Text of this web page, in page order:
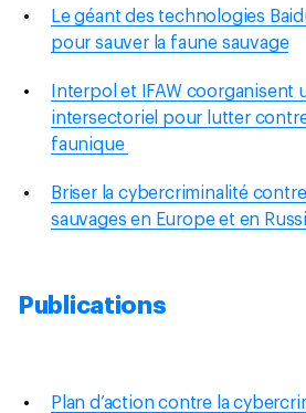
Le géant des technologies
pour sauver la faune sauvage
Interpol et IFAW coorganisent
intersectoriel pour lutter
faunique
Briser la cybercriminalité
sauvages en Europe et en
Publications
Plan d’action contre la